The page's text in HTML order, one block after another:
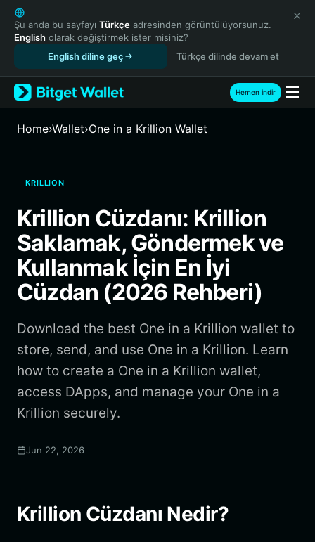
English
日本語
Tiếng Việt
Español (Latinoamérica)
Türkçe
Français
繁體中文
Bahasa Indonesia
ภาษาไทย
हिन्दी
Español
Português (Brasil)
Şu anda bu sayfayı Türkçe adresinden görüntülüyorsunuz.
English olarak değiştirmek ister misiniz?
English diline geç
Türkçe dilinde devam et
Hemen indir
Home›Wallet›One in a Krillion Wallet
KRILLION
Krillion Cüzdanı: Krillion
Saklamak, Göndermek ve
Kullanmak İçin En İyi
Cüzdan (2026 Rehberi)
Download the best One in a Krillion wallet to
store, send, and use One in a Krillion. Learn
how to create a One in a Krillion wallet,
access DApps, and manage your One in a
Krillion securely.
Jun 22, 2026
Krillion Cüzdanı Nedir?